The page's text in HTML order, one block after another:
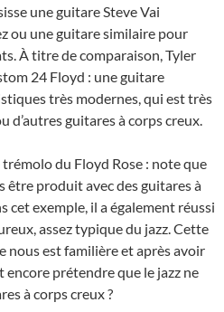
une guitare Steve Vai
ou une guitare similaire pour
À titre de comparaison, Tyler
24 Floyd : une guitare
très modernes, qui est très
d’autres guitares à corps creux.
du Floyd Rose : note que
être produit avec des guitares à
cet exemple, il a également réussi
assez typique du jazz. Cette
nous est familière et après avoir
encore prétendre que le jazz ne
à corps creux ?